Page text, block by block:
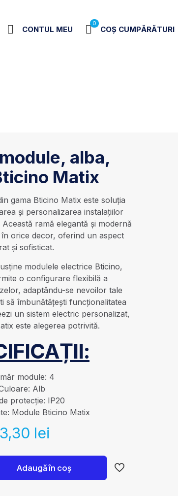
CONTUL MEU
0
COȘ CUMPĂRĂTURI
alba,
Matix
gama Bticino Matix este soluția
și personalizarea instalațiilor
ramă elegantă și modernă
orice decor, oferind un aspect
și sofisticat.
modulele electrice Bticino,
o configurare flexibilă a
adaptându-se nevoilor tale
să îmbunătățești funcționalitatea
un sistem electric personalizat,
este alegerea potrivită.
module: 4
Alb
protecție: IP20
Module Bticino Matix
lei
Adaugă în coș